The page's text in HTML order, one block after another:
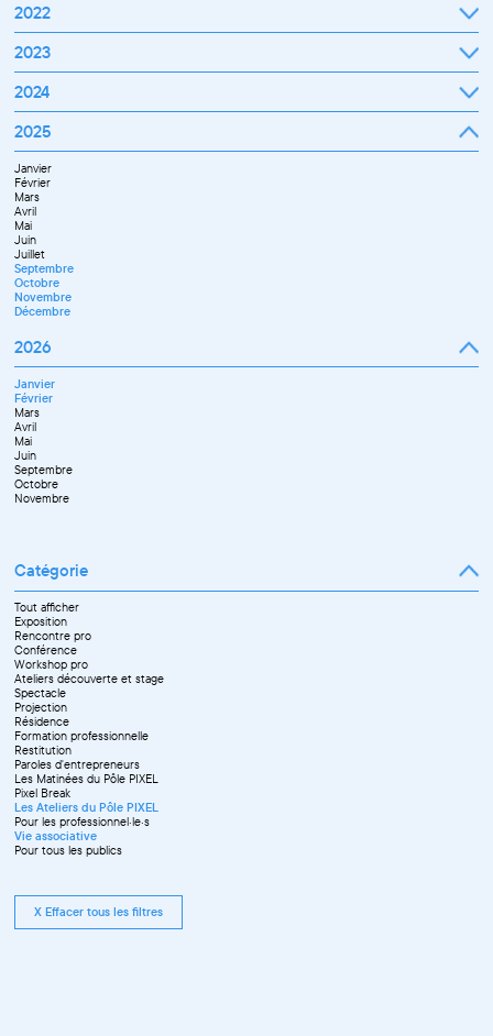
Septembre
Octobre
Novembre
Décembre
2022
Janvier
Février
Mars
Avril
Juillet
Septembre
Octobre
Novembre
Décembre
2023
Janvier
Février
Mars
Avril
Septembre
Octobre
Novembre
Décembre
2024
Janvier
Février
Mars
Avril
Mai
Juin
Juillet
Septembre
Novembre
Décembre
2025
Janvier
Février
Mars
Avril
Mai
Juin
Juillet
Septembre
Octobre
Novembre
Décembre
2026
Janvier
Février
Mars
Avril
Mai
Juin
Septembre
Octobre
Novembre
Catégorie
Tout afficher
Exposition
Rencontre pro
Conférence
Workshop pro
Ateliers découverte et stage
Spectacle
Projection
Résidence
Formation professionnelle
Restitution
Paroles d'entrepreneurs
Les Matinées du Pôle PIXEL
Pixel Break
Les Ateliers du Pôle PIXEL
Pour les professionnel·le·s
Vie associative
Pour tous les publics
X Effacer tous les filtres